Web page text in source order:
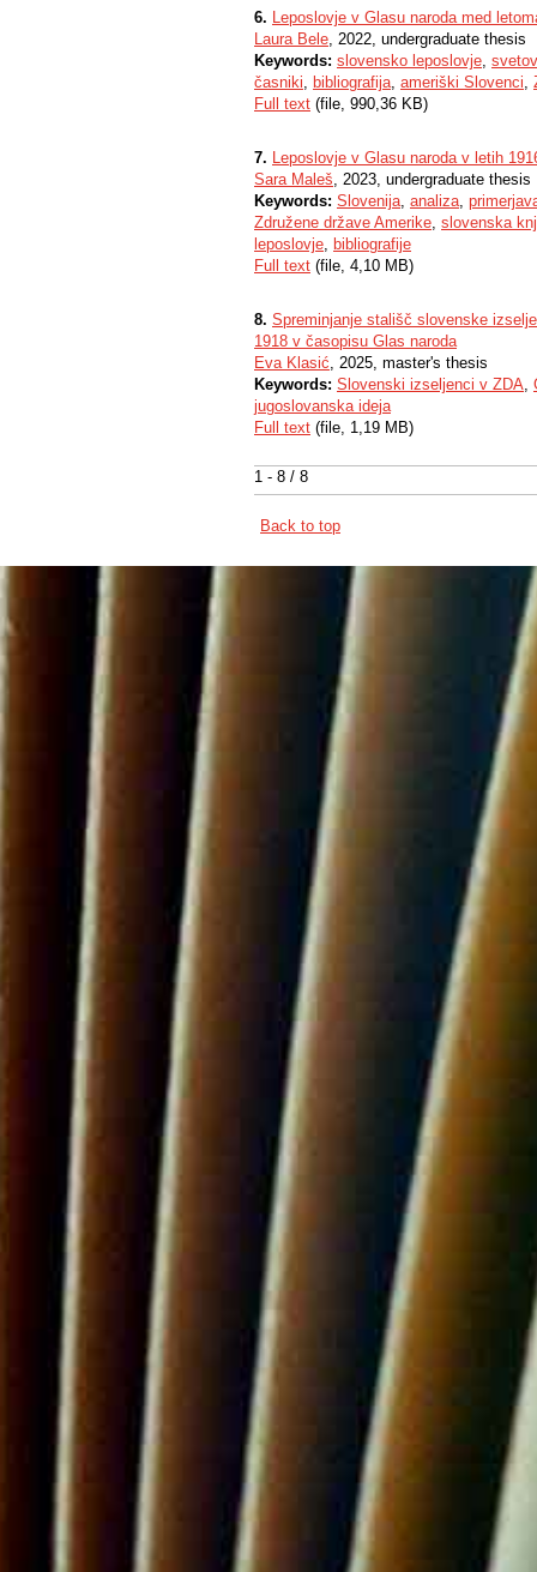
1 - 8 / 8
6. Leposlovje v Glasu naroda med
Laura Bele, 2022, undergraduate thesis
Keywords: slovensko leposlovje,
časniki, bibliografija, ameriški Slovenci,
Full text (file, 990,36 KB)
7. Leposlovje v Glasu naroda v letih
Sara Maleš, 2023, undergraduate thesis
Keywords: Slovenija, analiza,
Združene države Amerike, slovenska
leposlovje, bibliografije
Full text (file, 4,10 MB)
8. Spreminjanje stališč slovenske
1918 v časopisu Glas naroda
Eva Klasić, 2025, master's thesis
Keywords: Slovenski izseljenci v ZDA,
jugoslovanska ideja
Full text (file, 1,19 MB)
Back to top